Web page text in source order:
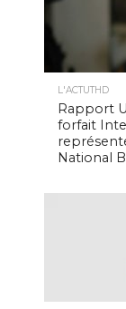
L'ACTUTHD
Rapport
forfait
National